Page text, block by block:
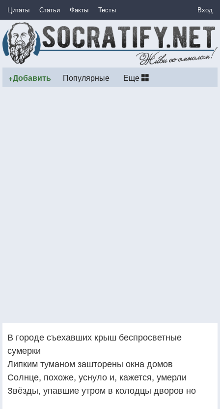
Цитаты Статьи Факты Тесты Вход
+Добавить Популярные Еще
В городе съехавших крыш беспросветные
сумерки
Липким туманом зашторены окна домов
Солнце, похоже, уснуло и, кажется, умерли
Звёзды, упавшие утром в колодцы дворов но